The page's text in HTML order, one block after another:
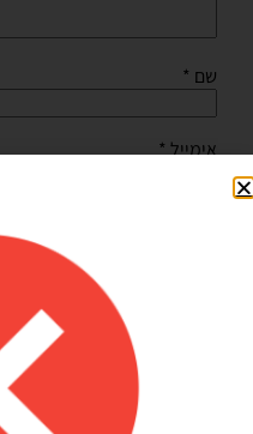
שם *
אימייל*
שמור בדפדפן זה את השם,